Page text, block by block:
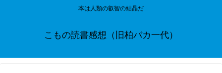
本は人類の叡智の結晶だ
こもの読書感想（旧柏バカ一代）